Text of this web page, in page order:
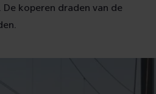
. De koperen draden van de